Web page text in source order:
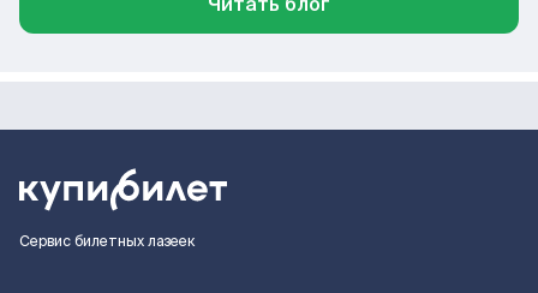
Сервис билетных лазеек